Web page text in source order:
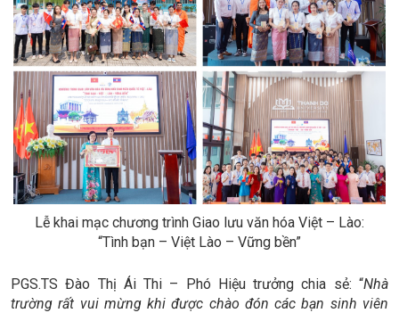
Lễ khai mạc chương trình Giao lưu văn hóa Việt – Lào:
“Tình bạn – Việt Lào – Vững bền”
PGS.TS Đào Thị Ái Thi – Phó Hiệu trưởng chia sẻ: “Nhà
trường rất vui mừng khi được chào đón các bạn sinh viên